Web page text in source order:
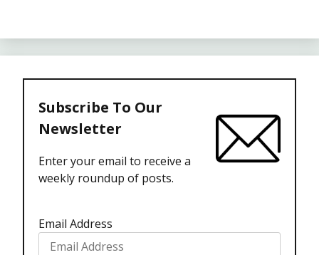
Subscribe To Our
Newsletter
Enter your email to receive a
weekly roundup of posts.
Email Address